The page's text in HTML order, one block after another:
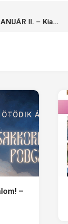
Iszol velem egy kávét? – JANUÁR II. – Kiadunk együtt egy könyvet!
–